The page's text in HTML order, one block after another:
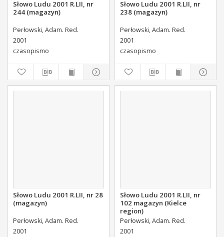
Słowo Ludu 2001 R.LII, nr
244 (magazyn)
Perłowski, Adam. Red.
2001
czasopismo
Słowo Ludu 2001 R.LII, nr
238 (magazyn)
Perłowski, Adam. Red.
2001
czasopismo
Słowo Ludu 2001 R.LII, nr 28
(magazyn)
Perłowski, Adam. Red.
2001
Słowo Ludu 2001 R.LII, nr
102 magazyn (Kielce
region)
Perłowski, Adam. Red.
2001